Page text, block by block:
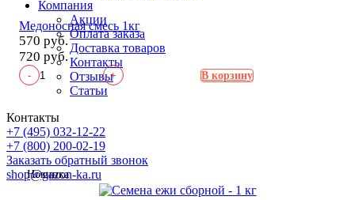
Медоносная смесь 1кг
570 руб.
720 руб.
- + В корзину
Новинка
Компания
Акции
Оплата заказа
Доставка товаров
Контакты
Отзывы
Статьи
Контакты
+7 (495) 032-12-22
+7 (800) 200-02-19
Заказать обратный звонок
shop@gazon-ka.ru